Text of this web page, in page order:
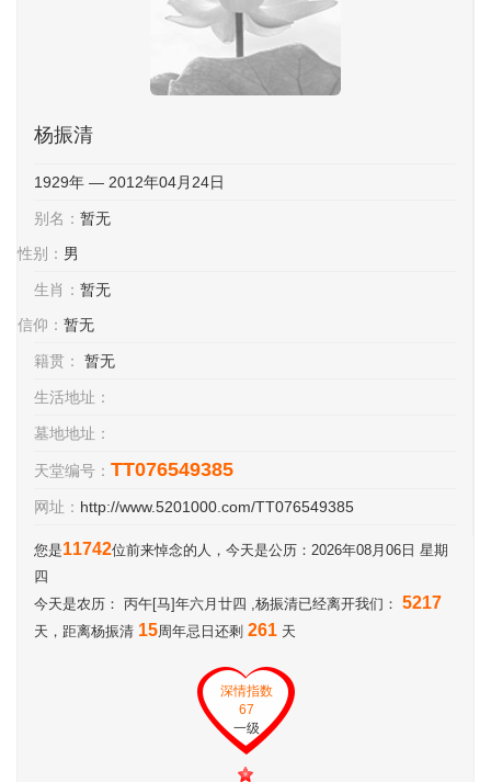
杨振清
1929年 — 2012年04月24日
别名： 暂无
性别： 男
生肖： 暂无
信仰： 暂无
籍贯： 暂无
生活地址：
墓地地址：
天堂编号： TT076549385
网址： http://www.5201000.com/TT076549385
您是11742位前来悼念的人，今天是公历：2026年08月06日 星期
四
今天是农历： 丙午[马]年六月廿四 ,杨振清已经离开我们： 5217
天，距离杨振清 15周年忌日还剩 261 天
深情指数
67
一级